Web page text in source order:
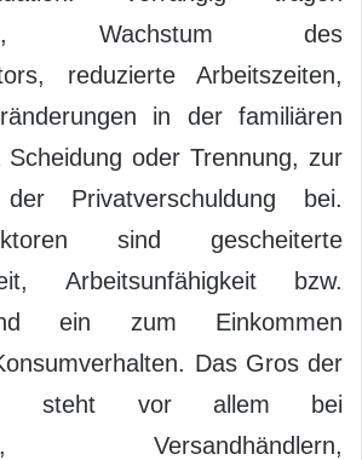
Wachstum des
reduzierte Arbeitszeiten,
in der familiären
Scheidung oder Trennung, zur
der Privatverschuldung bei.
sind gescheiterte
Arbeitsunfähigkeit bzw.
ein zum Einkommen
Das Gros der
steht vor allem bei
Versandhändlern,